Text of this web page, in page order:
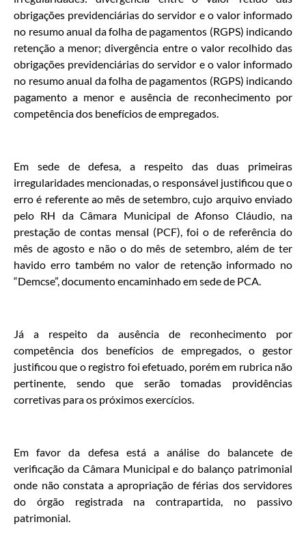
obrigações previdenciárias do servidor e o valor informado
no resumo anual da folha de pagamentos (RGPS) indicando
retenção a menor; divergência entre o valor recolhido das
obrigações previdenciárias do servidor e o valor informado
no resumo anual da folha de pagamentos (RGPS) indicando
pagamento a menor e ausência de reconhecimento por
competência dos benefícios de empregados.
Em sede de defesa, a respeito das duas primeiras
irregularidades mencionadas, o responsável justificou que o
erro é referente ao mês de setembro, cujo arquivo enviado
pelo RH da Câmara Municipal de Afonso Cláudio, na
prestação de contas mensal (PCF), foi o de referência do
mês de agosto e não o do mês de setembro, além de ter
havido erro também no valor de retenção informado no
“Demcse”, documento encaminhado em sede de PCA.
Já a respeito da ausência de reconhecimento por
competência dos benefícios de empregados, o gestor
justificou que o registro foi efetuado, porém em rubrica não
pertinente, sendo que serão tomadas providências
corretivas para os próximos exercícios.
Em favor da defesa está a análise do balancete de
verificação da Câmara Municipal e do balanço patrimonial
onde não constata a apropriação de férias dos servidores
do órgão registrada na contrapartida, no passivo
patrimonial.